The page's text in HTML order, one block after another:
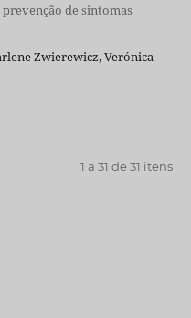
de sintomas
Zwierewicz, Verónica
1 a 31 de 31 itens